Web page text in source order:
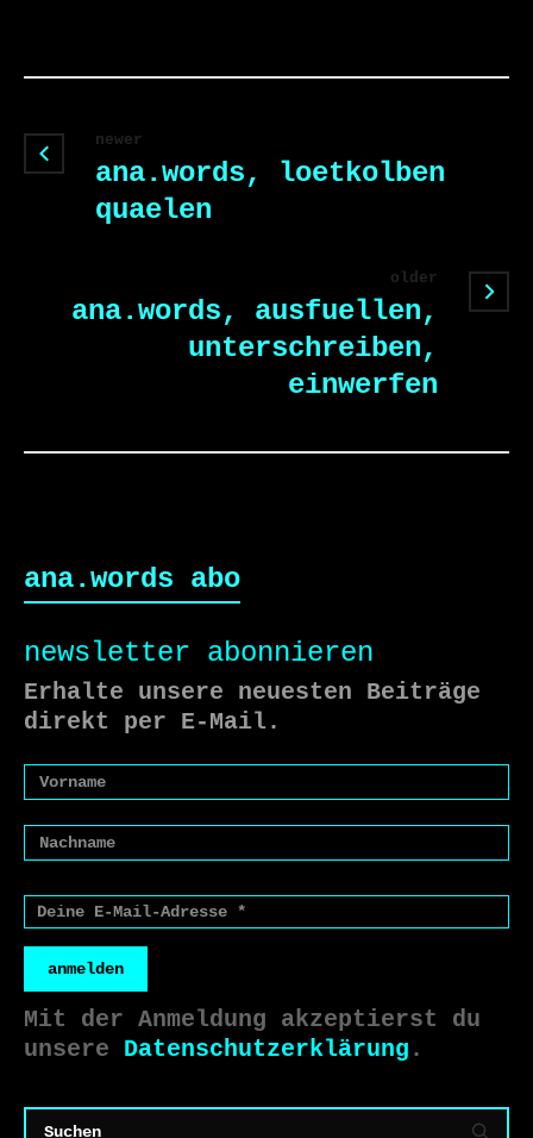
newer
ana.words, loetkolben
quaelen
older
ana.words, ausfuellen,
unterschreiben,
einwerfen
ana.words abo
newsletter abonnieren
Erhalte unsere neuesten Beiträge
direkt per E-Mail.
anmelden
Mit der Anmeldung akzeptierst du
unsere Datenschutzerklärung .